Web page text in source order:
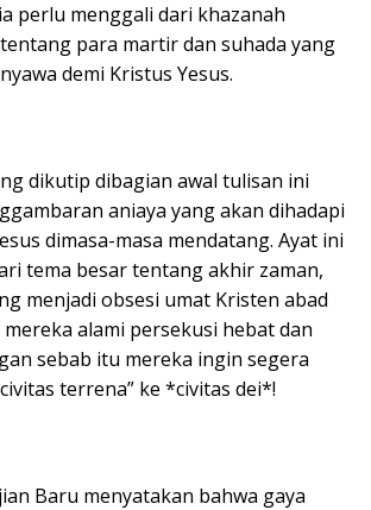
perlu menggali dari khazanah
para martir dan suhada yang
demi Kristus Yesus.
dikutip dibagian awal tulisan ini
aniaya yang akan dihadapi
dimasa-masa mendatang. Ayat ini
tema besar tentang akhir zaman,
menjadi obsesi umat Kristen abad
alami persekusi hebat dan
sebab itu mereka ingin segera
terrena” ke *civitas dei*!
Baru menyatakan bahwa gaya